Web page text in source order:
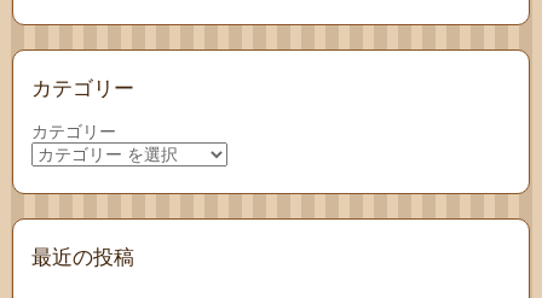
カテゴリー
カテゴリー
最近の投稿